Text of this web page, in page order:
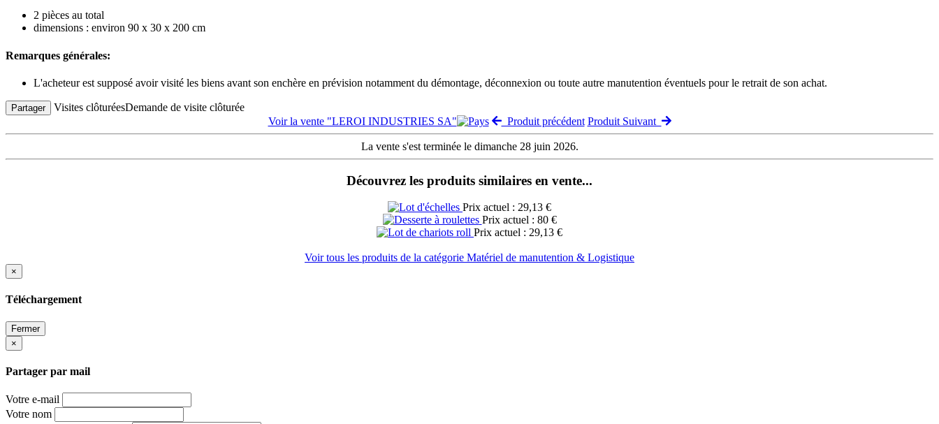
2 pièces au total
dimensions : environ 90 x 30 x 200 cm
Remarques générales:
L'acheteur est supposé avoir visité les biens avant son enchère en prévision notamment du démontage, déconnexion ou toute autre manutention éventuels pour le retrait de son achat.
Partager Visites clôturéesDemande de visite clôturée
Voir la vente "LEROI INDUSTRIES SA"
Produit précédent Produit Suivant
La vente s'est terminée le dimanche 28 juin 2026.
Découvrez les produits similaires en vente...
Prix actuel : 29,13 €
Prix actuel : 80 €
Prix actuel : 29,13 €
Voir tous les produits de la catégorie Matériel de manutention & Logistique
×
Téléchargement
Fermer
×
Partager par mail
Votre e-mail
Votre nom